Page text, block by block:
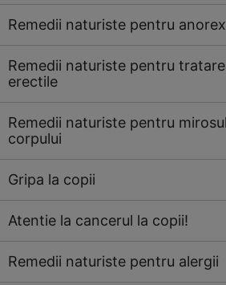
Remedii naturiste pentru
Remedii naturiste pentru
erectile
Remedii naturiste pentru
corpului
Gripa la copii
Atentie la cancerul la copii!
Remedii naturiste pentru alergii